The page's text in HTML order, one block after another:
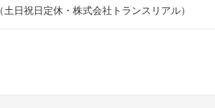
（土日祝日定休・株式会社トランスリアル）